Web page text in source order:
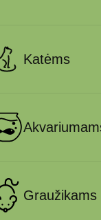
Katėms
Graužikams